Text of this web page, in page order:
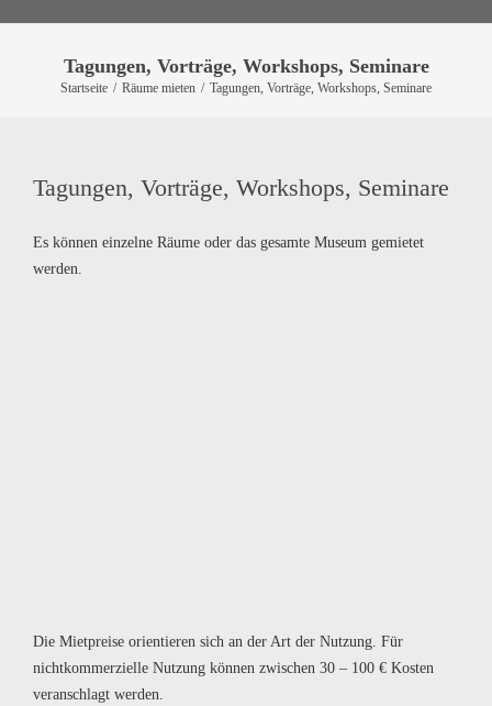
Tagungen, Vorträge, Workshops, Seminare
Startseite / Räume mieten / Tagungen, Vorträge, Workshops, Seminare
Tagungen, Vorträge, Workshops, Seminare
Es können einzelne Räume oder das gesamte Museum gemietet
werden.
Die Mietpreise orientieren sich an der Art der Nutzung. Für
nichtkommerzielle Nutzung können zwischen 30 – 100 € Kosten
veranschlagt werden.